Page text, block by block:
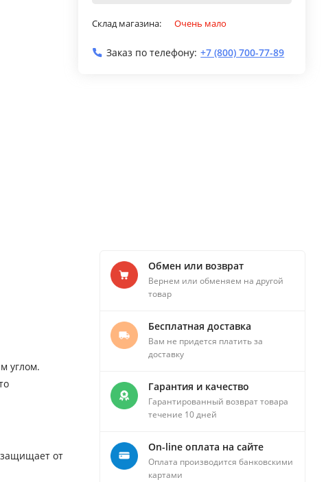
Склад магазина: Очень мало
Заказ по телефону: +7 (800) 700-77-89
углом.
от
Обмен или возврат
Вернем или обменяем на другой
товар
Бесплатная доставка
Вам не придется платить за
доставку
Гарантия и качество
Гарантированный возврат товара
течение 10 дней
On-line оплата на сайте
Оплата производится банковскими
картами